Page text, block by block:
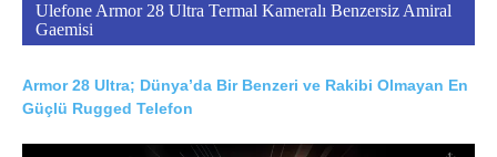
Ulefone Armor 28 Ultra Termal Kameralı Benzersiz Amiral
Gaemisi
Armor 28 Ultra; Dünya’da Bir Benzeri ve Rakibi Olmayan En
Güçlü Rugged Telefon